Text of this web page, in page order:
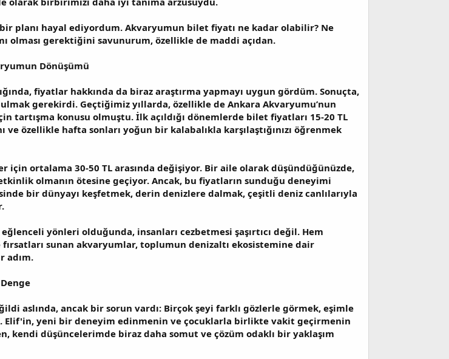
planı hayal ediyordum. Akvaryumun bilet fiyatı ne kadar olabilir? Ne
olması gerektiğini savunurum, özellikle de maddi açıdan.
Dönüşümü
fiyatlar hakkında da biraz araştırma yapmayı uygun gördüm. Sonuçta,
gerekirdi. Geçtiğimiz yıllarda, özellikle de Ankara Akvaryumu’nun
tartışma konusu olmuştu. İlk açıldığı dönemlerde bilet fiyatları 15-20 TL
ve özellikle hafta sonları yoğun bir kalabalıkla karşılaştığınızı öğrenmek
ortalama 30-50 TL arasında değişiyor. Bir aile olarak düşündüğünüzde,
olmanın ötesine geçiyor. Ancak, bu fiyatların sunduğu deneyimi
bir dünyayı keşfetmek, derin denizlere dalmak, çeşitli deniz canlılarıyla
yönleri olduğunda, insanları cezbetmesi şaşırtıcı değil. Hem
sunan akvaryumlar, toplumun denizaltı ekosistemine dair
adım.
aslında, ancak bir sorun vardı: Birçok şeyi farklı gözlerle görmek, eşimle
Elif'in, yeni bir deneyim edinmenin ve çocuklarla birlikte vakit geçirmenin
kendi düşüncelerimde biraz daha somut ve çözüm odaklı bir yaklaşım